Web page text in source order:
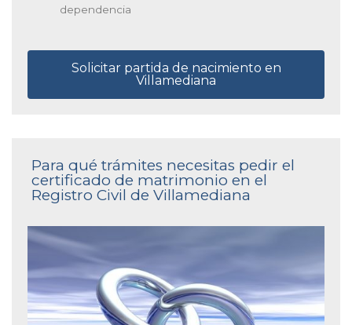
dependencia
Solicitar partida de nacimiento en
Villamediana
Para qué trámites necesitas pedir el
certificado de matrimonio en el
Registro Civil de Villamediana